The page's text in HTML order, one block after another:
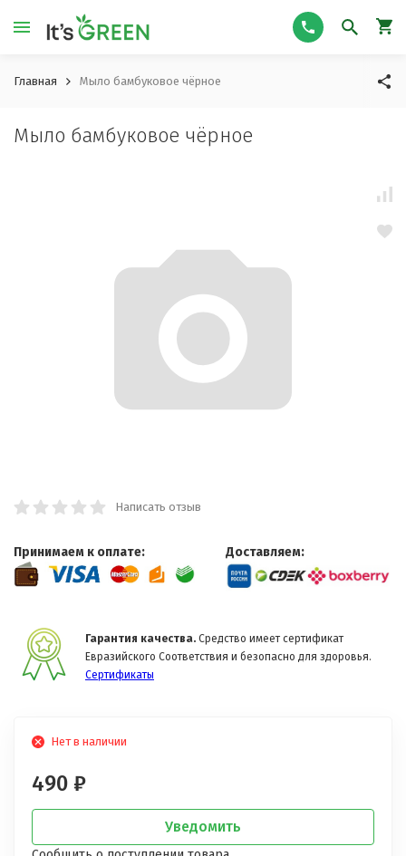
Главная Мыло бамбуковое чёрное
Мыло бамбуковое чёрное
Написать отзыв
Принимаем к оплате: Доставляем:
Гарантия качества. Средство имеет сертификат
Евразийского Соответствия и безопасно для здоровья.
Сертификаты
Нет в наличии
490 ₽
Уведомить